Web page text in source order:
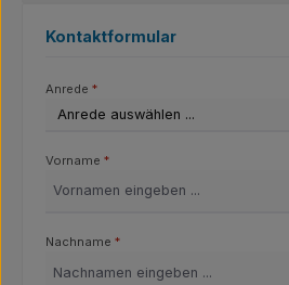
Kontaktformular
Anrede *
Vorname *
Nachname *